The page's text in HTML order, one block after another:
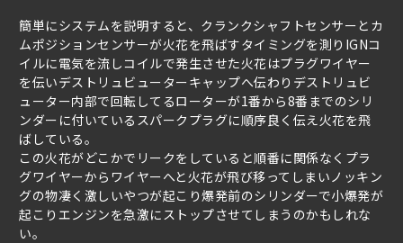
簡単にシステムを説明すると、クランクシャフトセンサーとカ
ムポジションセンサーが火花を飛ばすタイミングを測りIGNコ
イルに電気を流しコイルで発生させた火花はプラグワイヤー
を伝いデストリュビューターキャップへ伝わりデストリュビ
ューター内部で回転してるローターが1番から8番までのシリ
ンダーに付いているスパークプラグに順序良く伝え火花を飛
ばしている。
この火花がどこかでリークをしていると順番に関係なくプラ
グワイヤーからワイヤーへと火花が飛び移ってしまいノッキン
グの物凄く激しいやつが起こり爆発前のシリンダーで小爆発が
起こりエンジンを急激にストップさせてしまうのかもしれな
い。